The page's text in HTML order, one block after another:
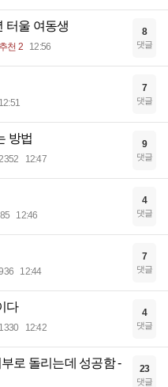
터울 여동생
추천 2 12:56
8
댓글
12:51
7
댓글
방법
12:47
9
댓글
12:46
4
댓글
12:44
7
댓글
다
12:42
4
댓글
로 돌리는데 성공함 -
23
댓글